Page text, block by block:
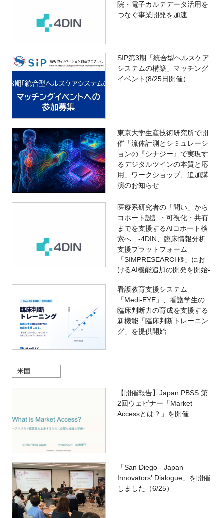
院・電子カルテデータ活用を
つなぐ事業開発を加速
SIP第3期「統合型ヘルスケア
システムの構築」マッチング
イベント(8/25日開催）
東京大学生産技術研究所で開
催「流体計測とシミュレーシ
ョンの『シナジー』で実現す
るデジタルツインの本質と応
用」ワークショップ、追加講
演のお知らせ
医療系研究者の「問い」から
コホート設計・可視化・共有
までを支援するAIコホート検
索へ -4DIN、臨床情報分析
支援プラットフォーム
「SIMPRESEARCH®」にお
けるAI機能追加の開発を開始-
看護教育支援システム
「Medi-EYE」、看護学生の
臨床判断力の育成を支援する
新機能「臨床判断トレーニン
グ」を提供開始
米国
【開催報告】Japan PBSS 第
2回ウェビナー「Market
Accessとは？」を開催
「San Diego - Japan
Innovators' Dialogue」を開催
しました（6/25）